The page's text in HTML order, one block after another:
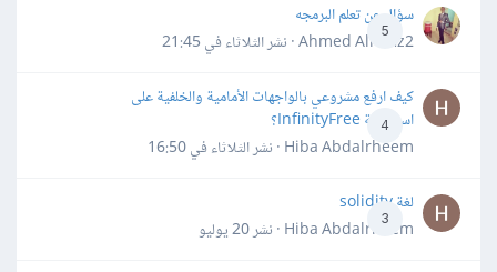
5
سؤال عن تعلم البرمجه
Ahmed Alhafiz2 · نشر
الثلاثاء في 21:45
4
كيف ارفع مشروعي بالواجهات الأمامية والخلفية على
استضافة InfinityFree؟
Hiba Abdalrheem · نشر
الثلاثاء في 16:50
3
لغة solidity
Hiba Abdalrheem · نشر
20 يوليو